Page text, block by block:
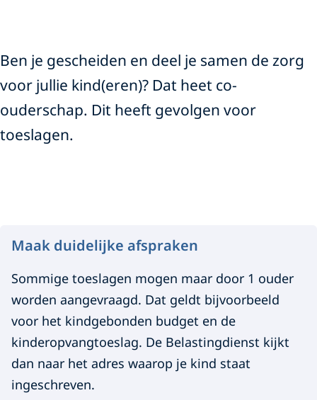
Ben je gescheiden en deel je samen de zorg
voor jullie kind(eren)? Dat heet co-
ouderschap. Dit heeft gevolgen voor
toeslagen.
o
o
u
d
e
Maak duidelijke afspraken
Sommige toeslagen mogen maar door 1 ouder
worden aangevraagd. Dat geldt bijvoorbeeld
voor het kindgebonden budget en de
kinderopvangtoeslag. De Belastingdienst kijkt
dan naar het adres waarop je kind staat
ingeschreven.